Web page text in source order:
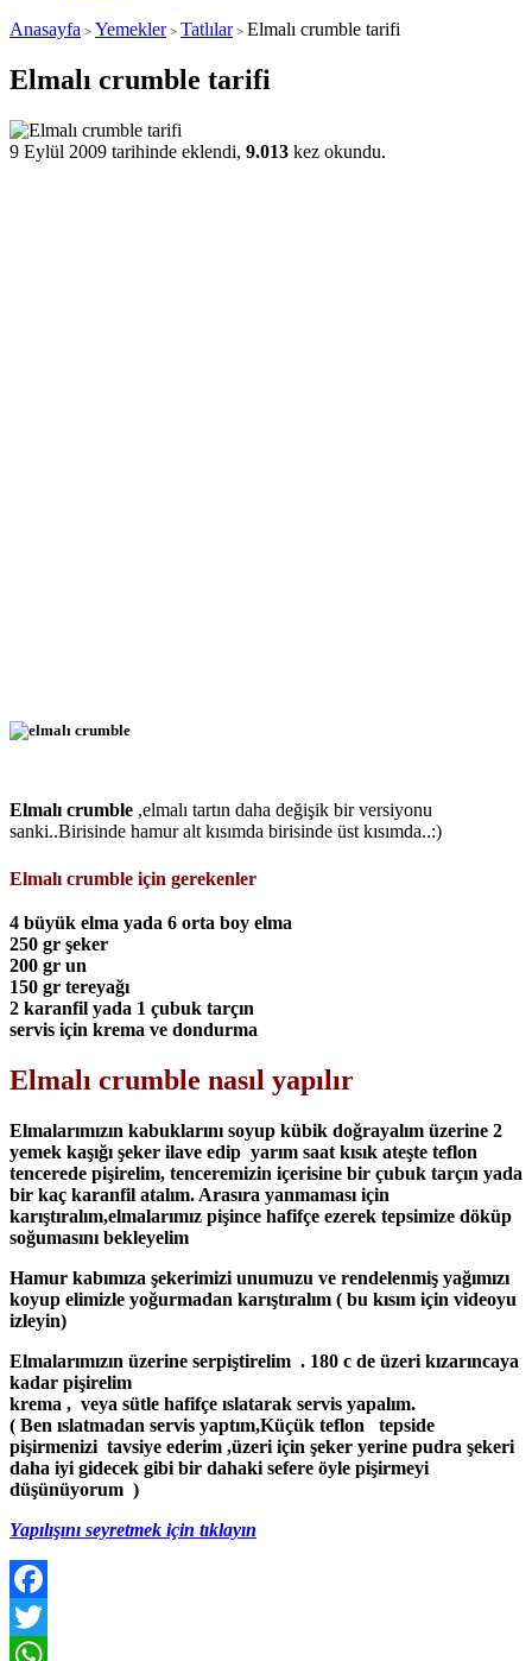
Anasayfa > Yemekler> Tatlılar> Elmalı crumble tarifi
Elmalı crumble tarifi
9 Eylül 2009 tarihinde eklendi, 9.013 kez okundu.
Elmalı crumble ,elmalı tartın daha değişik bir versiyonu
sanki..Birisinde hamur alt kısımda birisinde üst kısımda..:)
Elmalı crumble için gerekenler
4 büyük elma yada 6 orta boy elma
250 gr şeker
200 gr un
150 gr tereyağı
2 karanfil yada 1 çubuk tarçın
servis için krema ve dondurma
Elmalı crumble nasıl yapılır
Elmalarımızın kabuklarını soyup kübik doğrayalım üzerine 2
yemek kaşığı şeker ilave edip yarım saat kısık ateşte teflon
tencerede pişirelim, tenceremizin içerisine bir çubuk tarçın yada
bir kaç karanfil atalım. Arasıra yanmaması için
karıştıralım,elmalarımız pişince hafifçe ezerek tepsimize döküp
soğumasını bekleyelim
Hamur kabımıza şekerimizi unumuzu ve rendelenmiş yağımızı
koyup elimizle yoğurmadan karıştıralım ( bu kısım için videoyu
izleyin)
Elmalarımızın üzerine serpiştirelim . 180 c de üzeri kızarıncaya
kadar pişirelim
krema , veya sütle hafifçe ıslatarak servis yapalım.
( Ben ıslatmadan servis yaptım,Küçük teflon tepside
pişirmenizi tavsiye ederim ,üzeri için şeker yerine pudra şekeri
daha iyi gidecek gibi bir dahaki sefere öyle pişirmeyi
düşünüyorum )
Yapılışını seyretmek için tıklayın
Facebook
Twitter